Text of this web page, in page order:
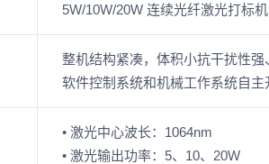
5W/10W/20W 连续光纤激光打标机
整机结构紧凑，体积小抗干扰性
软件控制系统和机械工作系统自
• 激光中心波长：1064nm
• 激光输出功率：5、10、20W